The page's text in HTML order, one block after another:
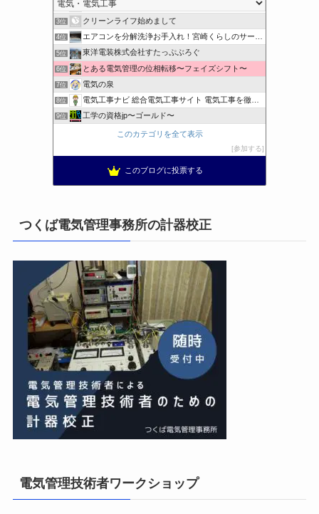
2位 装置電気制御屋の・・・
3位 クリーンライフ始めまして
4位 エアコンを分解洗浄お手入れ！宮崎くらしのサービス
5位 東洋電装株式会社すたっぷぶろぐ
6位 とある電気管理の位相転移〜フェイズシフト〜
7位 電気の泉
8位 電気工事ナビ 総合電気工事サイト 電気工事を徹底解説
9位 工学の資格jp〜ゴールド〜
日置空調 | エアコン取付 鹿児島 | 鹿児島のエアコン工事
太陽光発電で、第二の年金.JP茨城県鹿嶋市赤嶺電研企画ブログ
このカテゴリを全て表示
参加する
このブログに投票する
つくば電気管理事務所の計器校正
電気管理技術者ワークショップ